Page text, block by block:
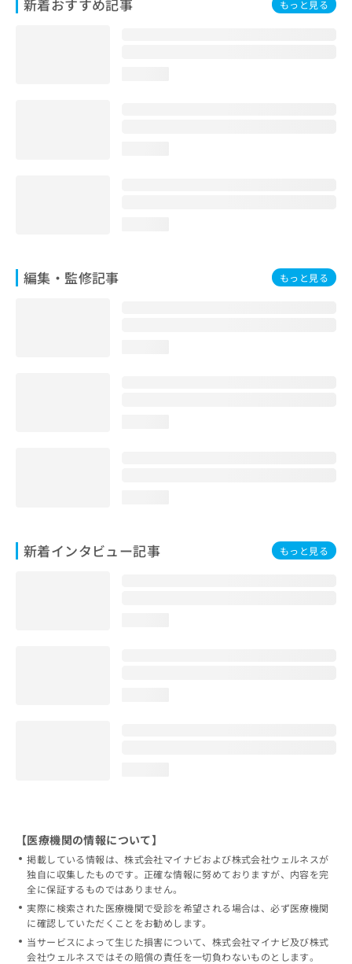
新着おすすめ記事 もっと見る
編集・監修記事 もっと見る
新着インタビュー記事 もっと見る
お
【医療機関の情報について】
掲載している情報は、株式会社マイナビおよび株式会社ウェルネスが
独自に収集したものです。正確な情報に努めておりますが、内容を完
全に保証するものではありません。
実際に検索された医療機関で受診を希望される場合は、必ず医療機関
に確認していただくことをお勧めします。
当サービスによって生じた損害について、株式会社マイナビ及び株式
会社ウェルネスではその賠償の責任を一切負わないものとします。